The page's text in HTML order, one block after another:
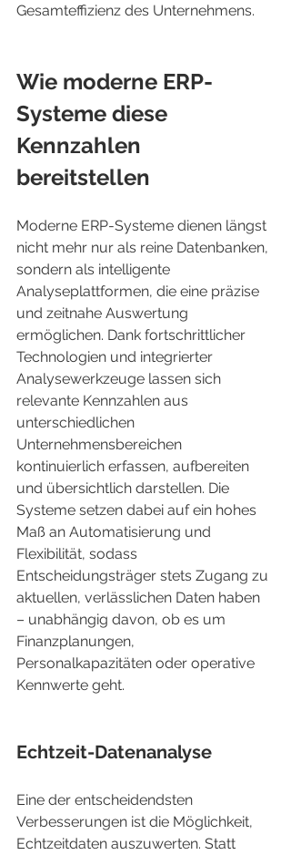
Gesamteffizienz des Unternehmens.
Wie moderne ERP-
Systeme diese
Kennzahlen
bereitstellen
Moderne ERP-Systeme dienen längst
nicht mehr nur als reine Datenbanken,
sondern als intelligente
Analyseplattformen, die eine präzise
und zeitnahe Auswertung
ermöglichen. Dank fortschrittlicher
Technologien und integrierter
Analysewerkzeuge lassen sich
relevante Kennzahlen aus
unterschiedlichen
Unternehmensbereichen
kontinuierlich erfassen, aufbereiten
und übersichtlich darstellen. Die
Systeme setzen dabei auf ein hohes
Maß an Automatisierung und
Flexibilität, sodass
Entscheidungsträger stets Zugang zu
aktuellen, verlässlichen Daten haben
– unabhängig davon, ob es um
Finanzplanungen,
Personalkapazitäten oder operative
Kennwerte geht.
Echtzeit-Datenanalyse
Eine der entscheidendsten
Verbesserungen ist die Möglichkeit,
Echtzeitdaten auszuwerten. Statt